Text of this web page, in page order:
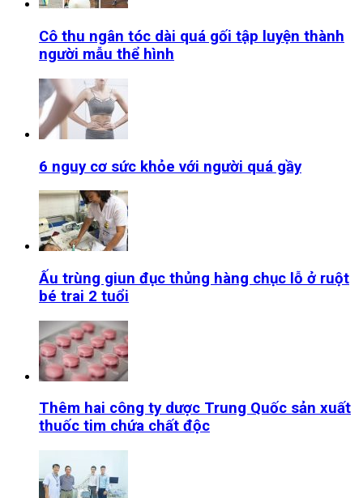
Cô thu ngân tóc dài quá gối tập luyện thành
người mẫu thể hình
6 nguy cơ sức khỏe với người quá gầy
Ấu trùng giun đục thủng hàng chục lỗ ở ruột
bé trai 2 tuổi
Thêm hai công ty dược Trung Quốc sản xuất
thuốc tim chứa chất độc